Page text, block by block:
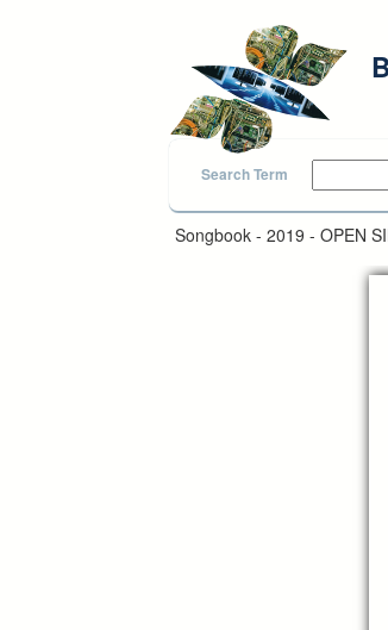
Search Term
Songbook - 2019 - OPEN